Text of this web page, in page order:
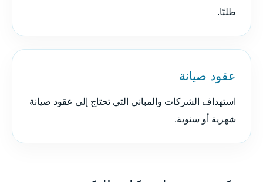
طلبًا.
عقود صيانة
استهداف الشركات والمباني التي تحتاج إلى عقود صيانة
شهرية أو سنوية.